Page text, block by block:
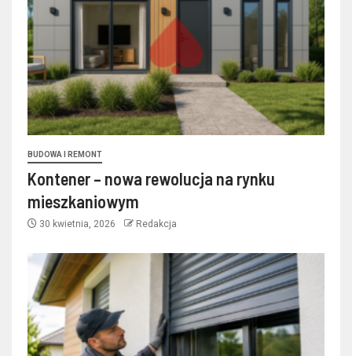
BUDOWA I REMONT
Kontener – nowa rewolucja na rynku
mieszkaniowym
30 kwietnia, 2026 Redakcja